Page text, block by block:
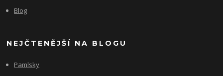
Blog
NEJČTENĚJŠÍ NA BLOGU
Pamlsky